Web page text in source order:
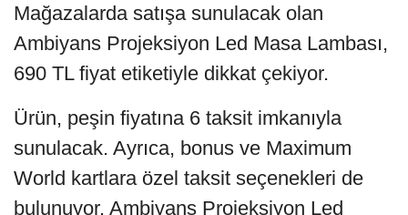
Mağazalarda satışa sunulacak olan
Ambiyans Projeksiyon Led Masa Lambası,
690 TL fiyat etiketiyle dikkat çekiyor.
Ürün, peşin fiyatına 6 taksit imkanıyla
sunulacak. Ayrıca, bonus ve Maximum
World kartlara özel taksit seçenekleri de
bulunuyor. Ambiyans Projeksiyon Led